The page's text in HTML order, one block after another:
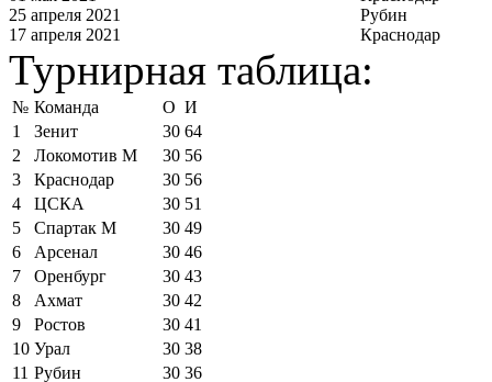
25 апреля 2021
Рубин
17 апреля 2021
Краснодар
Турнирная таблица:
№ Команда О И
1
Зенит 30 64
2
Локомотив М 30 56
3
Краснодар 30 56
4
ЦСКА 30 51
5
Спартак М 30 49
6
Арсенал 30 46
7
Оренбург 30 43
8
Ахмат 30 42
9
Ростов 30 41
10 Урал 30 38
11 Рубин 30 36